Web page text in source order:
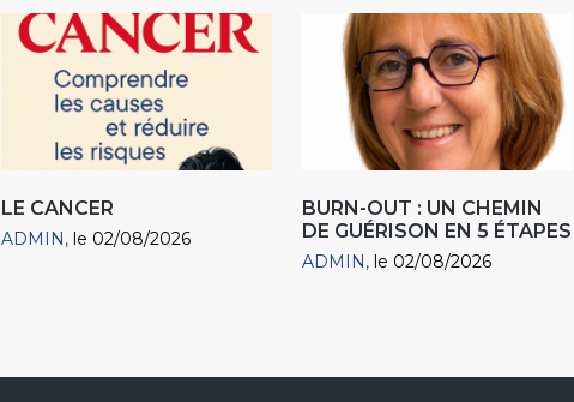
LE CANCER
ADMIN le 02/08/2026
BURN-OUT : UN CHEMIN
DE GUÉRISON EN 5 ÉTAPES
ADMIN le 02/08/2026